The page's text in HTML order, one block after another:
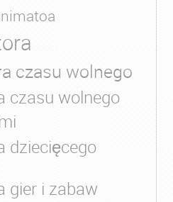
czasu wolnego
czasu wolnego
dziecięcego
gier i zabaw